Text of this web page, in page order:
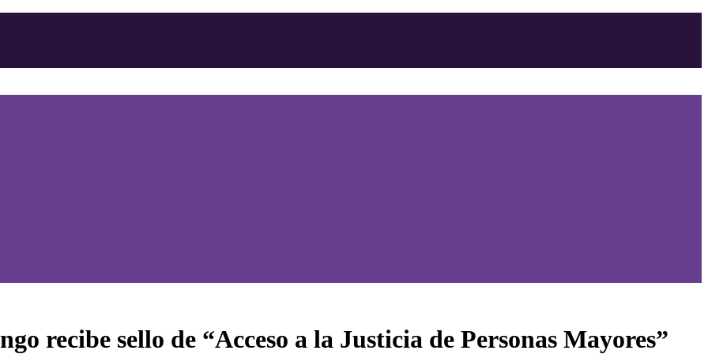
recibe sello de “Acceso a la Justicia de Personas Mayores”